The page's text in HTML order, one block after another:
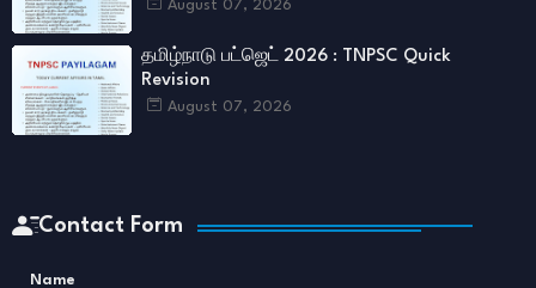
August 07, 2026
தமிழ்நாடு பட்ஜெட் 2026 : TNPSC Quick
Revision
August 07, 2026
Contact Form
Name